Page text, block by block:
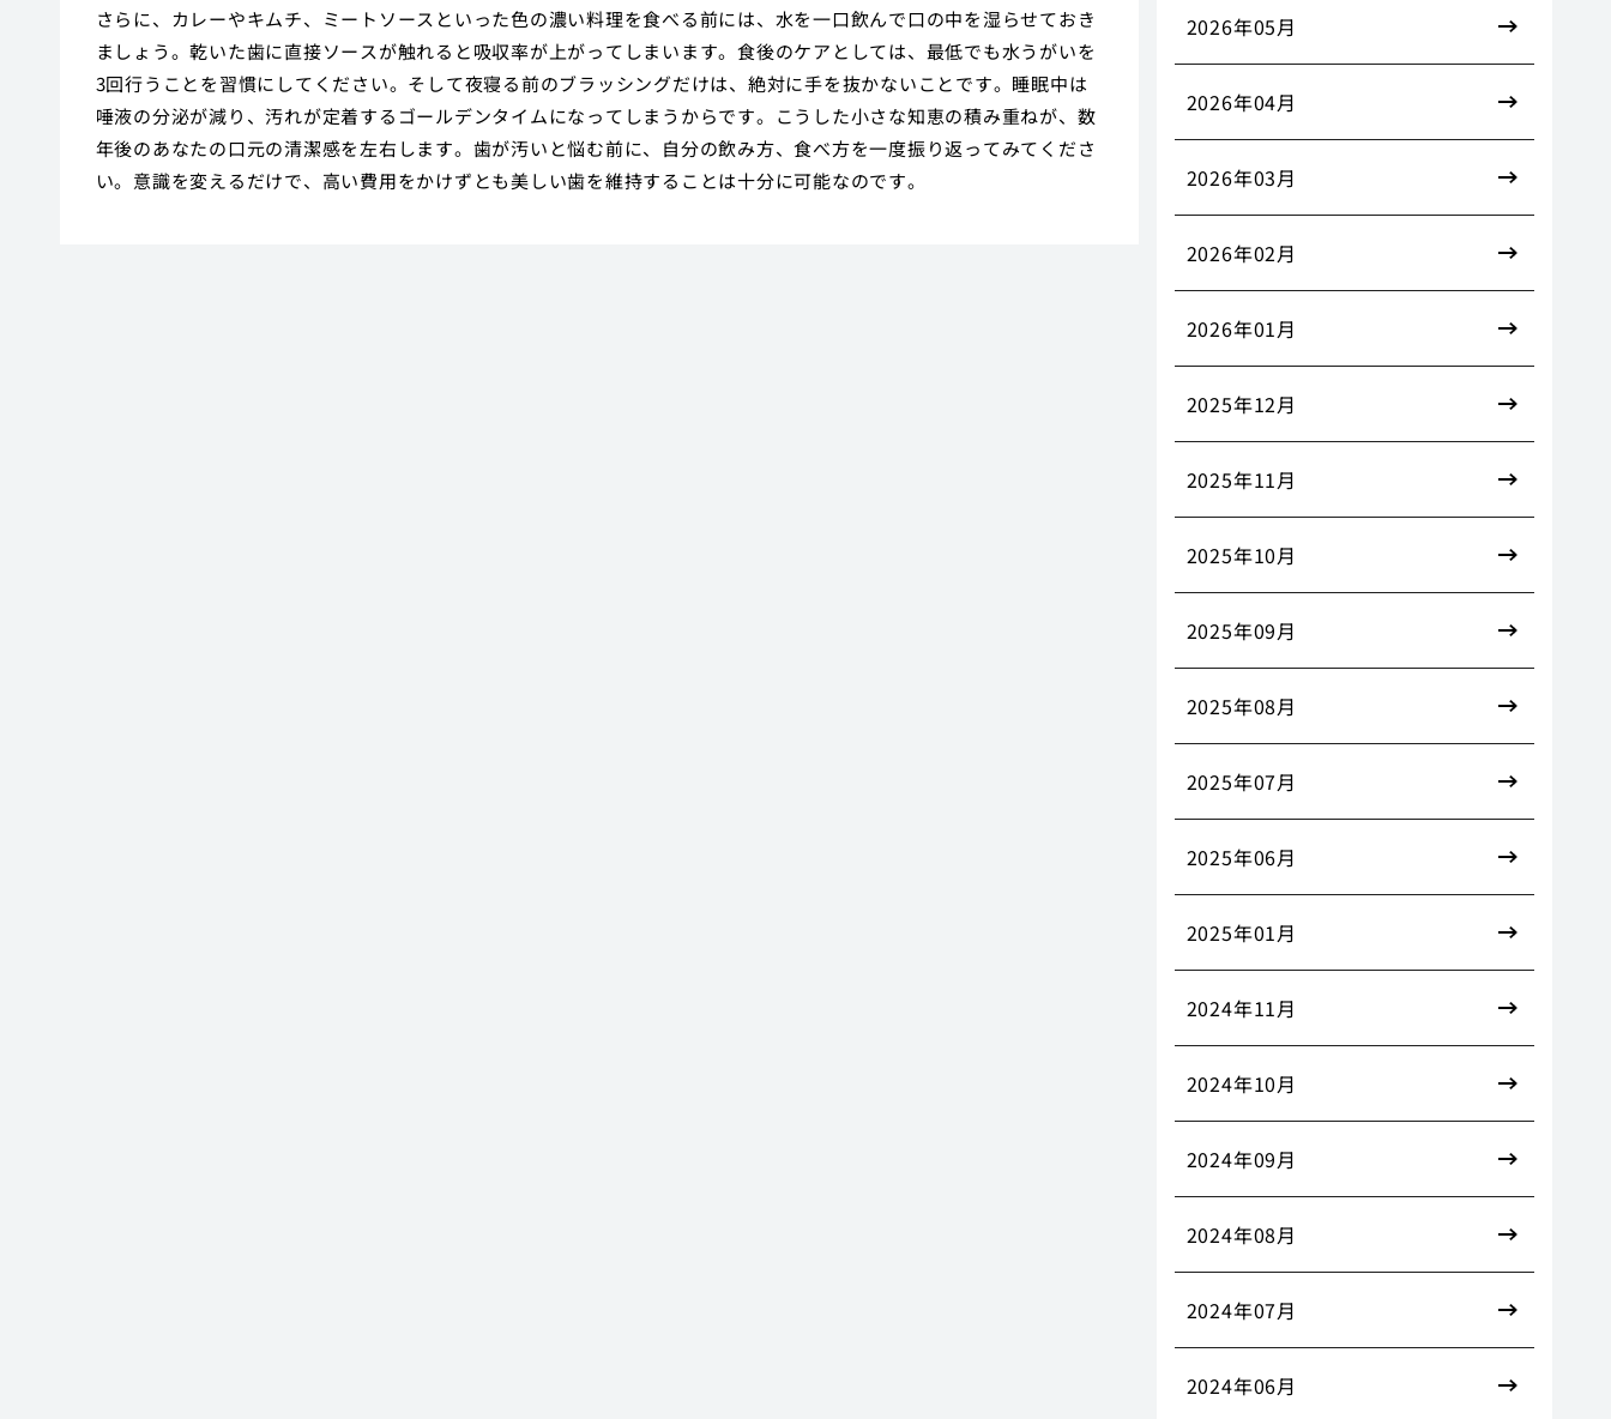
さらに、カレーやキムチ、ミートソースといった色の濃い料理を食べる前には、水を一口飲んで口の中を湿らせておき
ましょう。乾いた歯に直接ソースが触れると吸収率が上がってしまいます。食後のケアとしては、最低でも水うがいを
3回行うことを習慣にしてください。そして夜寝る前のブラッシングだけは、絶対に手を抜かないことです。睡眠中は
唾液の分泌が減り、汚れが定着するゴールデンタイムになってしまうからです。こうした小さな知恵の積み重ねが、数
年後のあなたの口元の清潔感を左右します。歯が汚いと悩む前に、自分の飲み方、食べ方を一度振り返ってみてくださ
い。意識を変えるだけで、高い費用をかけずとも美しい歯を維持することは十分に可能なのです。
2026年05月
2026年04月
2026年03月
2026年02月
2026年01月
2025年12月
2025年11月
2025年10月
2025年09月
2025年08月
2025年07月
2025年06月
2025年01月
2024年11月
2024年10月
2024年09月
2024年08月
2024年07月
2024年06月